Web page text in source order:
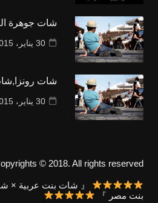
شات جوهرة
30 يناير، 2015
شات
30 يناير، 2015
© 2018. All rights reserved.
『 شات بنت عربية ×
بنت مصر 』